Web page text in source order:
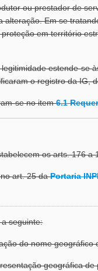
ou prestador de
Em se
em território
estende-se
o registro da IG,
se no item6.1
os arts. 176 a
no art. 25 daPortaria
seguinte:
do nome geográfico
geográfica